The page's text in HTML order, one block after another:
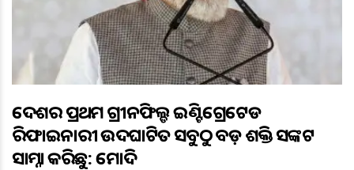
ଦେଶର ପ୍ରଥମ ଗ୍ରୀନଫିଲ୍ଡ ଇଣ୍ଟିଗ୍ରେଟେଡ
ରିଫାଇନାରୀ ଉଦଘାଟିତ ସବୁଠୁ ବଡ଼ ଶକ୍ତି ସଙ୍କଟ
ସାମ୍ନା କରିଛୁ: ମୋଦି